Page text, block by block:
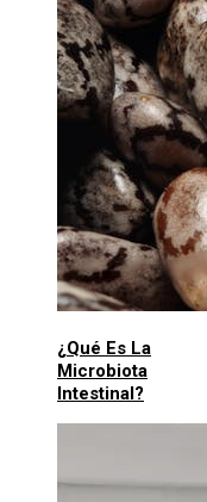
¿Qué Es La
Microbiota
Intestinal?